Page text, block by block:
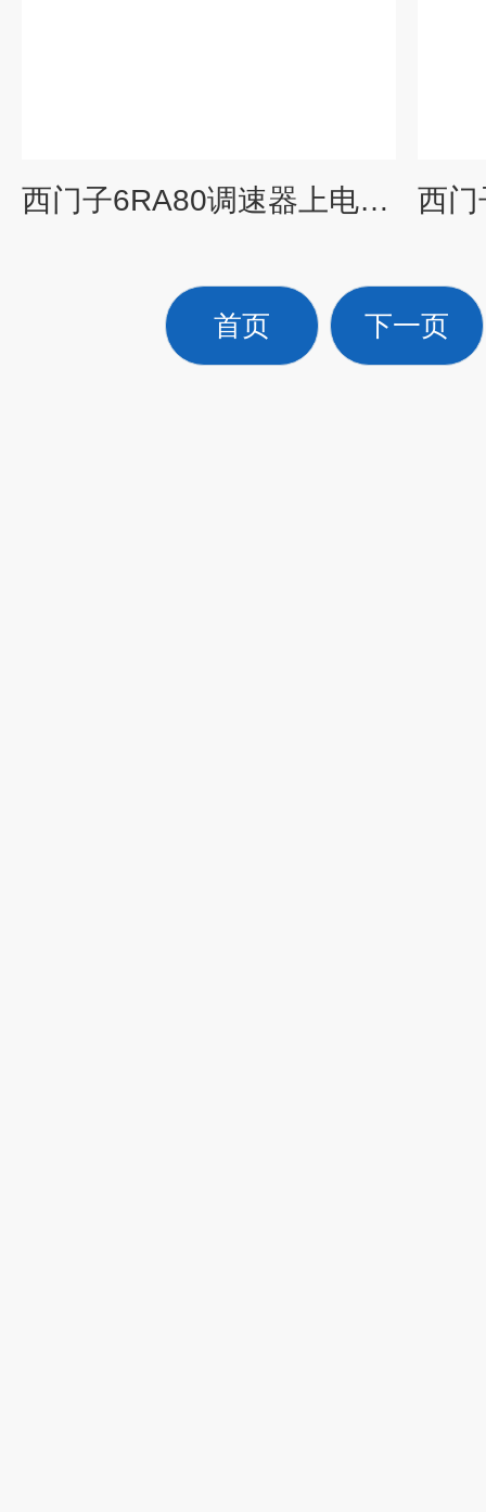
西门子6RA80调速器上电报警F60091维修
首页 下一页